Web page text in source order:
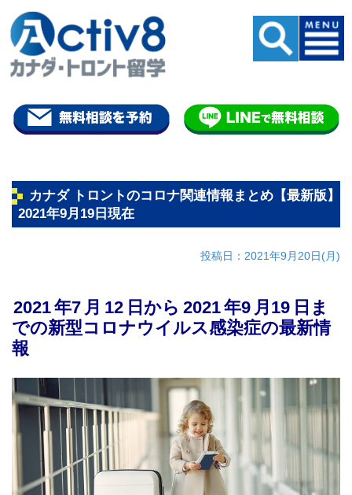
カナダ トロントのコロナ関連情報まとめ【最新版】
2021年9月19日現在
投稿日：2021年9月20日(月)
2021年7 月 12 日から 2021年9 月19 日ま
での新型コロナウイルス感染症の最新情
報